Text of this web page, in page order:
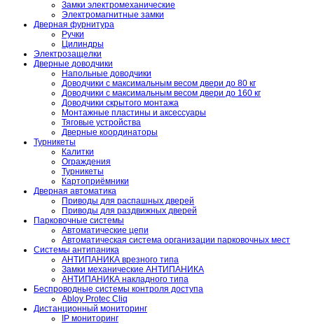
Замки электромеханические
Электромагнитные замки
Дверная фурнитура
Ручки
Цилиндры
Электрозащелки
Дверные доводчики
Напольные доводчики
Доводчики с максимальным весом двери до 80 кг
Доводчики с максимальным весом двери до 160 кг
Доводчики скрытого монтажа
Монтажные пластины и аксессуары
Тяговые устройства
Дверные координаторы
Турникеты
Калитки
Ограждения
Турникеты
Картоприёмники
Дверная автоматика
Приводы для распашных дверей
Приводы для раздвижных дверей
Парковочные системы
Автоматические цепи
Автоматическая система организации парковочных мест
Системы антипаника
АНТИПАНИКА врезного типа
Замки механические АНТИПАНИКА
АНТИПАНИКА накладного типа
Беспроводные системы контроля доступа
Abloy Protec Cliq
Дистанционный мониторинг
IP мониторинг